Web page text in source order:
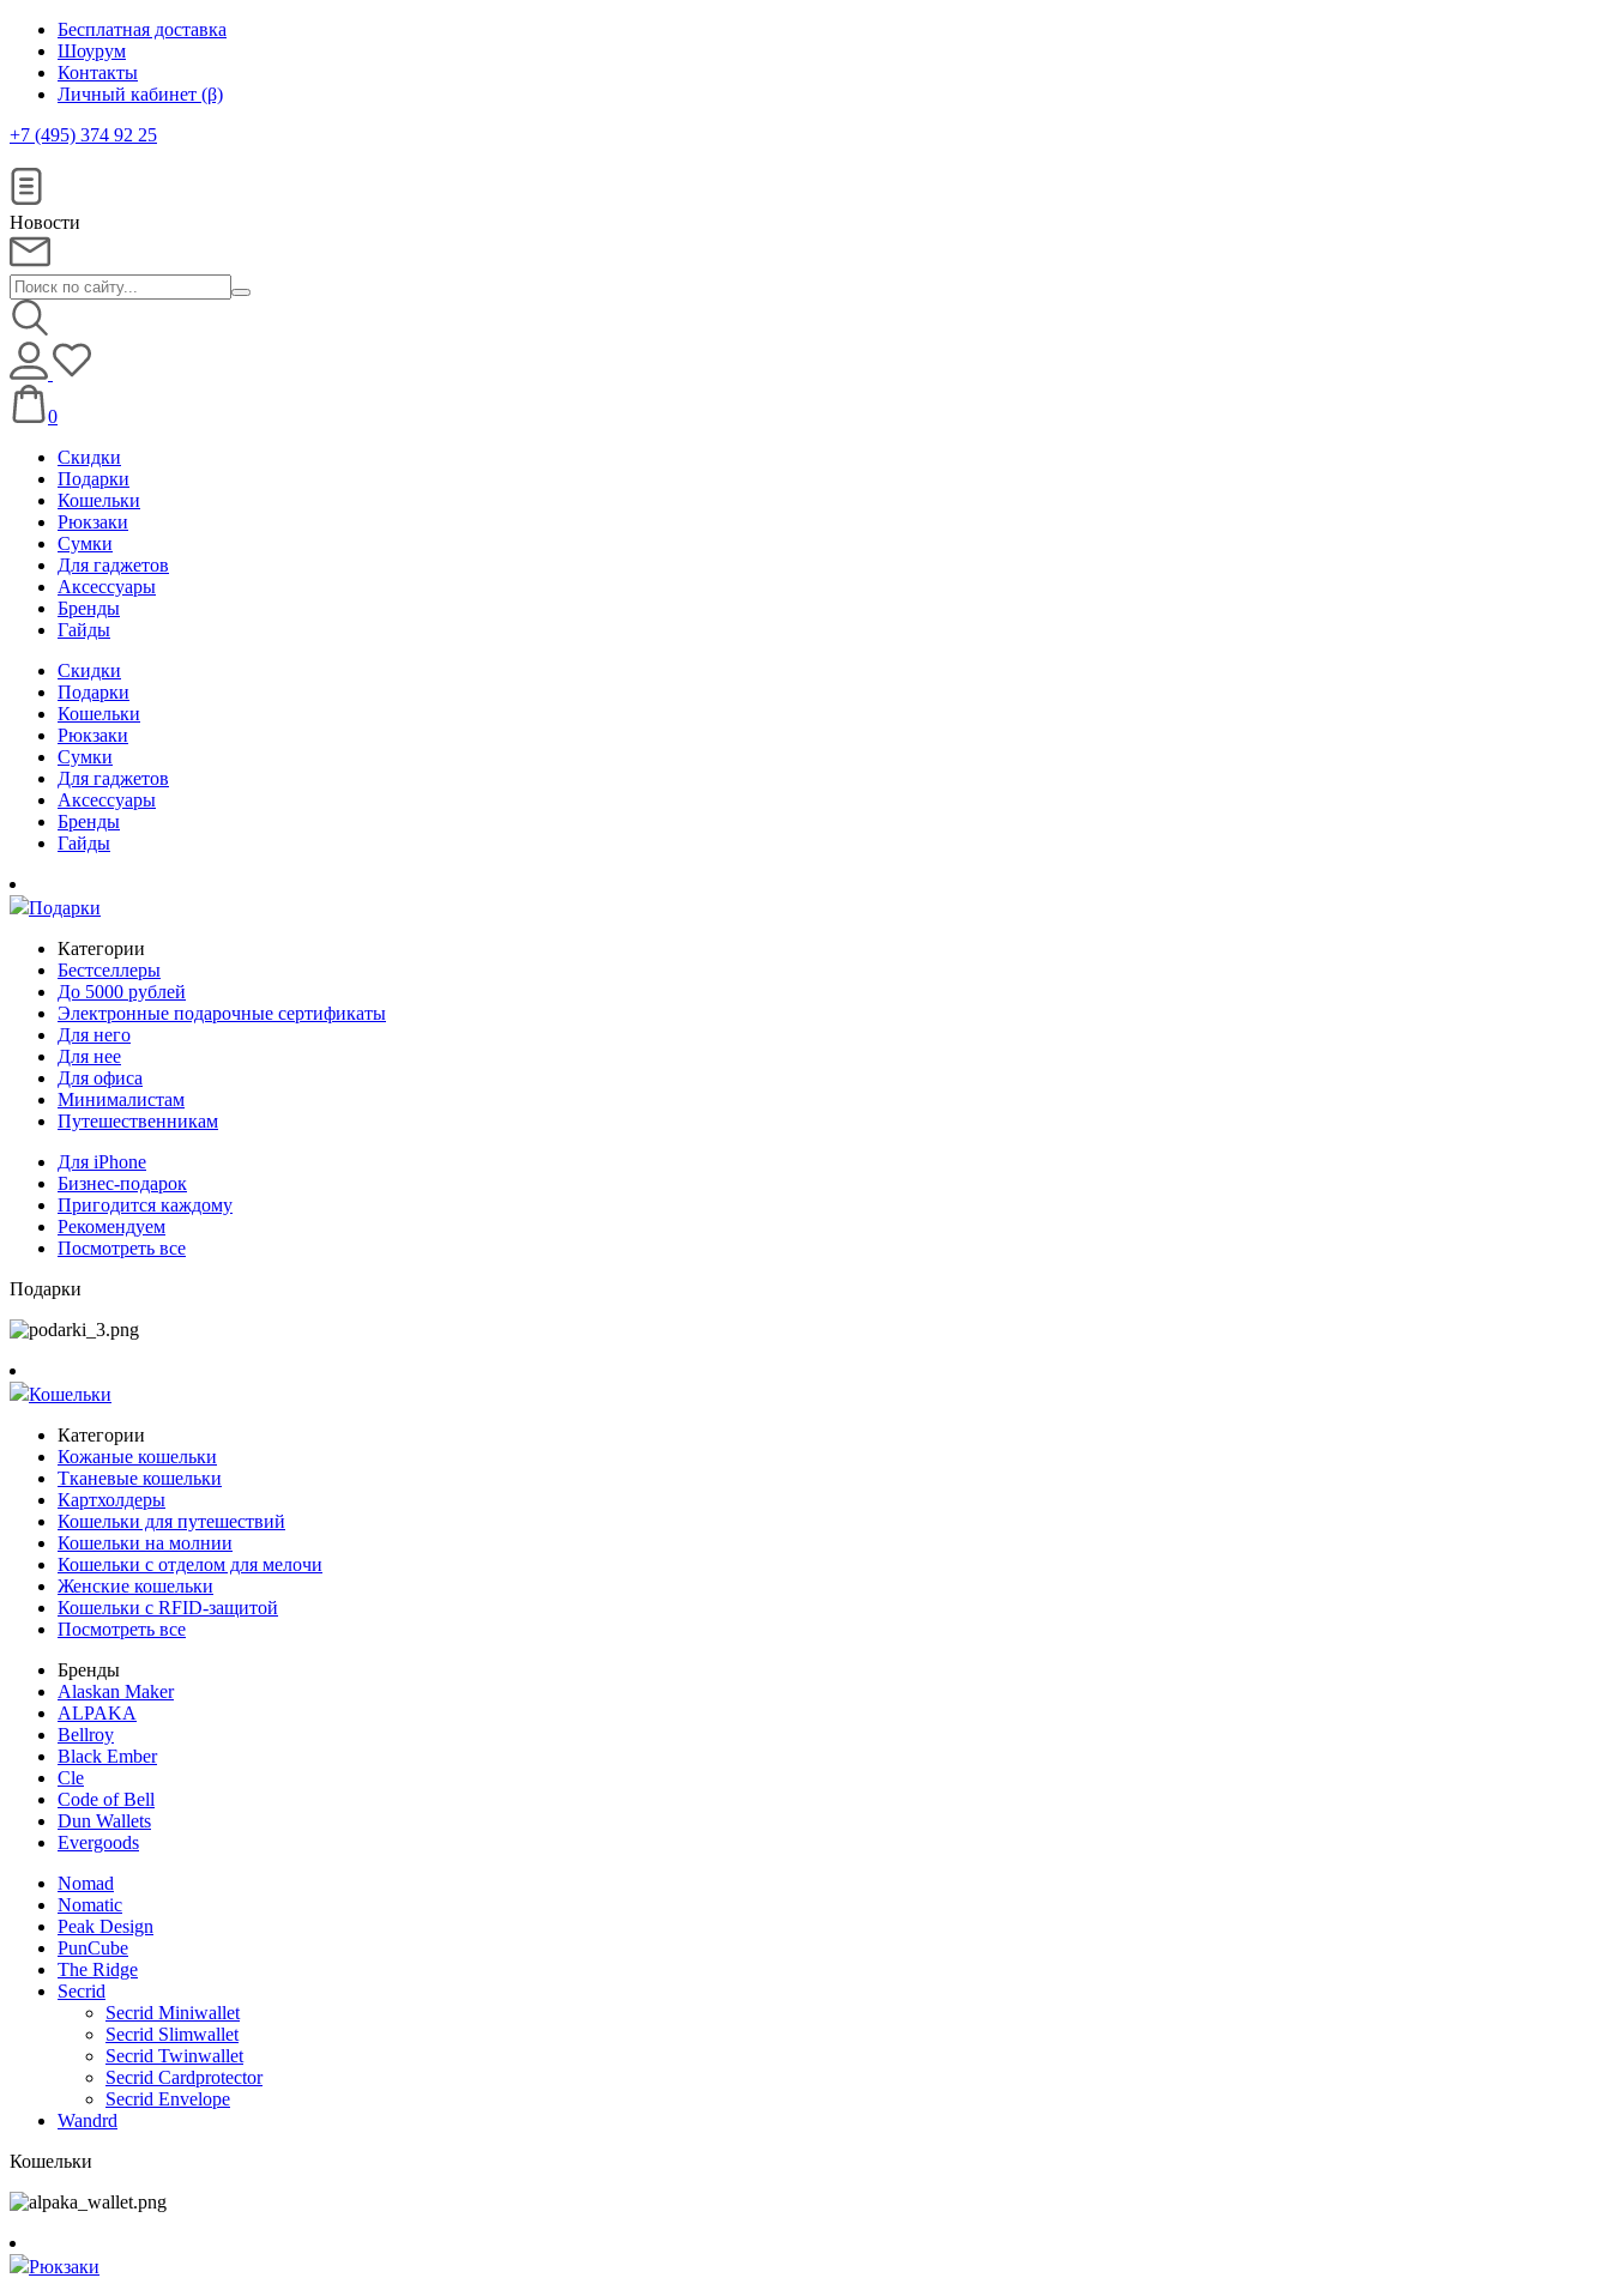
Бесплатная доставка
Шоурум
Контакты
Личный кабинет (β)
+7 (495) 374 92 25
Новости
0
Скидки
Подарки
Кошельки
Рюкзаки
Сумки
Для гаджетов
Аксессуары
Бренды
Гайды
Скидки
Подарки
Кошельки
Рюкзаки
Сумки
Для гаджетов
Аксессуары
Бренды
Гайды
Подарки
Категории
Бестселлеры
До 5000 рублей
Электронные подарочные сертификаты
Для него
Для нее
Для офиса
Минималистам
Путешественникам
Для iPhone
Бизнес-подарок
Пригодится каждому
Рекомендуем
Посмотреть все
Подарки
Кошельки
Категории
Кожаные кошельки
Тканевые кошельки
Картхолдеры
Кошельки для путешествий
Кошельки на молнии
Кошельки с отделом для мелочи
Женские кошельки
Кошельки с RFID-защитой
Посмотреть все
Бренды
Alaskan Maker
ALPAKA
Bellroy
Black Ember
Cle
Code of Bell
Dun Wallets
Evergoods
Nomad
Nomatic
Peak Design
PunCube
The Ridge
Secrid
Secrid Miniwallet
Secrid Slimwallet
Secrid Twinwallet
Secrid Cardprotector
Secrid Envelope
Wandrd
Кошельки
Рюкзаки